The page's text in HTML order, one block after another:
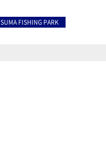
SUMA FISHING PARK